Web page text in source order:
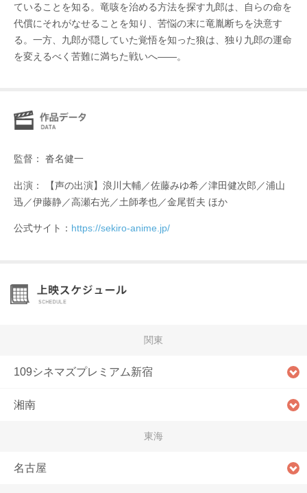
ていることを知る。竜咳を治める方法を探す九郎は、自らの命を
代償にそれがなせることを知り、苦悩の末に竜胤断ちを決意す
る。一方、九郎が隠していた覚悟を知った狼は、独り九郎の運命
を変えるべく苦難に満ちた戦いへ――。
監督： 沓名健一
出演： 【声の出演】浪川大輔／佐藤みゆ希／津田健次郎／浦山
迅／伊藤静／高瀬右光／土師孝也／金尾哲夫 ほか
公式サイト： https://sekiro-anime.jp/
関東
109シネマズプレミアム新宿
湘南
東海
名古屋